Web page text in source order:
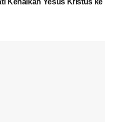
Kenaikan Yesus Kristus ke